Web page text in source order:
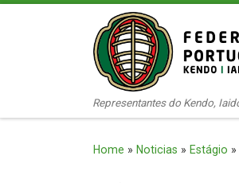
Representantes do Kendo,
Home » Noticias » Estágio »